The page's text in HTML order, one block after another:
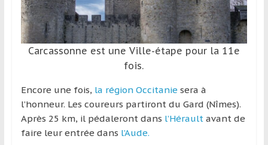
l’étranger
pour
assouvir
tout
en
profitant
de
Carcassonne est une Ville-étape pour la 11e
fois.
Encore une fois, la région Occitanie sera à
l’honneur. Les coureurs partiront du Gard (Nîmes).
Après 25 km, il pédaleront dans l’Hérault avant de
faire leur entrée dans l’Aude.